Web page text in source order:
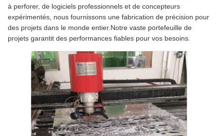
à perforer, de logiciels professionnels et de concepteurs
expérimentés, nous fournissons une fabrication de précision pour
des projets dans le monde entier.Notre vaste portefeuille de
projets garantit des performances fiables pour vos besoins.